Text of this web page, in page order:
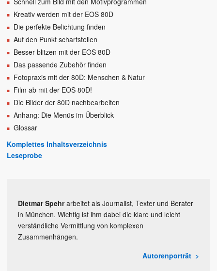
Kreativ werden mit der EOS 80D
Die perfekte Belichtung finden
Auf den Punkt scharfstellen
Besser blitzen mit der EOS 80D
Das passende Zubehör finden
Fotopraxis mit der 80D: Menschen & Natur
Film ab mit der EOS 80D!
Die Bilder der 80D nachbearbeiten
Anhang: Die Menüs im Überblick
Glossar
Komplettes Inhaltsverzeichnis
Leseprobe
Dietmar Spehrarbeitet als Journalist, Texter und Berater
in München. Wichtig ist ihm dabei die klare und leicht
verständliche Vermittlung von komplexen
Zusammenhängen.
Autorenporträt